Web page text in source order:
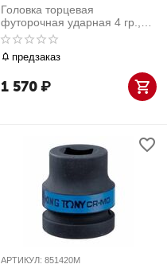
Головка торцевая
футорочная ударная 4 гр.,
22мм, 1"
предзаказ
1 570₽
АРТИКУЛ: 851420M